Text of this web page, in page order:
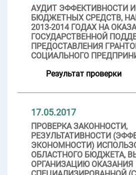
АУДИТ ЭФФЕКТИВНОСТИ
БЮДЖЕТНЫХ СРЕДСТВ,
2013-2014 ГОДАХ НА
ГОСУДАРСТВЕННОЙ
ПРЕДОСТАВЛЕНИЯ
СОЦИАЛЬНОГО
Результат проверки
17.05.2017
ПРОВЕРКА ЗАКОННОСТИ,
РЕЗУЛЬТАТИВНОСТИ
ЭКОНОМНОСТИ)
ОБЛАСТНОГО БЮДЖЕТА,
ОРГАНИЗАЦИЮ ОКАЗАНИЯ